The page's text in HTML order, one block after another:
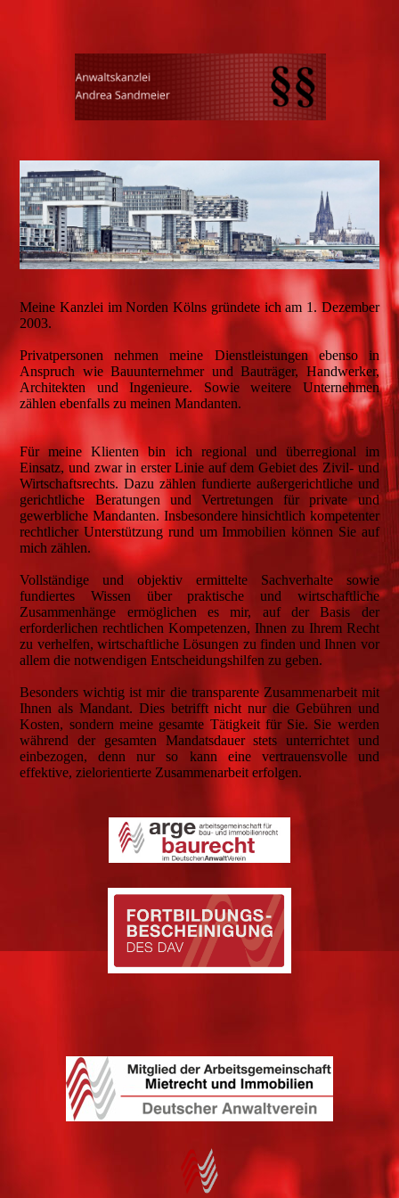
Meine Kanzlei im Norden Kölns gründete ich am 1. Dezember
2003.
Privatpersonen nehmen meine Dienstleistungen ebenso in
Anspruch wie Bauunternehmer und Bauträger, Handwerker,
Architekten und Ingenieure. Sowie weitere Unternehmen
zählen ebenfalls zu meinen Mandanten.
Für meine Klienten bin ich regional und überregional im
Einsatz, und zwar in erster Linie auf dem Gebiet des Zivil- und
Wirtschaftsrechts. Dazu zählen fundierte außergerichtliche und
gerichtliche Beratungen und Vertretungen für private und
gewerbliche Mandanten. Insbesondere hinsichtlich kompetenter
rechtlicher Unterstützung rund um Immobilien können Sie auf
mich zählen.
Vollständige und objektiv ermittelte Sachverhalte sowie
fundiertes Wissen über praktische und wirtschaftliche
Zusammenhänge ermöglichen es mir, auf der Basis der
erforderlichen rechtlichen Kompetenzen, Ihnen zu Ihrem Recht
zu verhelfen, wirtschaftliche Lösungen zu finden und Ihnen vor
allem die notwendigen Entscheidungshilfen zu geben.
Besonders wichtig ist mir die transparente Zusammenarbeit mit
Ihnen als Mandant. Dies betrifft nicht nur die Gebühren und
Kosten, sondern meine gesamte Tätigkeit für Sie. Sie werden
während der gesamten Mandatsdauer stets unterrichtet und
einbezogen, denn nur so kann eine vertrauensvolle und
effektive, zielorientierte Zusammenarbeit erfolgen.